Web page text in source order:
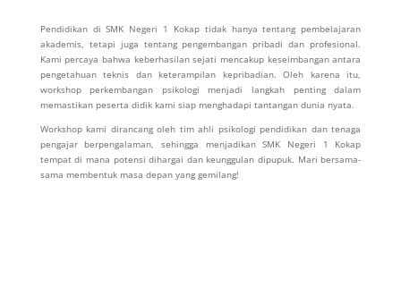
Pendidikan di SMK Negeri 1 Kokap tidak hanya tentang pembelajaran
akademis, tetapi juga tentang pengembangan pribadi dan profesional.
Kami percaya bahwa keberhasilan sejati mencakup keseimbangan antara
pengetahuan teknis dan keterampilan kepribadian. Oleh karena itu,
workshop perkembangan psikologi menjadi langkah penting dalam
memastikan peserta didik kami siap menghadapi tantangan dunia nyata.
Workshop kami dirancang oleh tim ahli psikologi pendidikan dan tenaga
pengajar berpengalaman, sehingga menjadikan SMK Negeri 1 Kokap
tempat di mana potensi dihargai dan keunggulan dipupuk. Mari bersama-
sama membentuk masa depan yang gemilang!